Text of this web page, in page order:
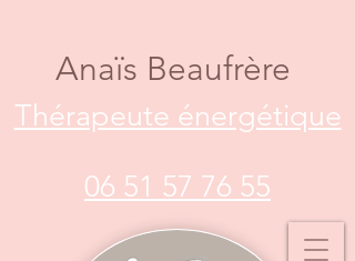
Anaïs Beaufrère
Thérapeute énergétique
06 51 57 76 55